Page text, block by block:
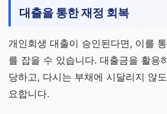
대출을 통한 재정 회복
개인회생 대출이 승인된다면, 이를
를 잡을 수 있습니다. 대출금을 활용
당하고, 다시는 부채에 시달리지 않
요합니다.